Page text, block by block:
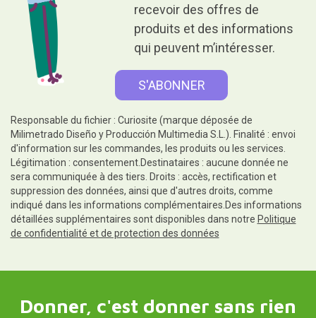
recevoir des offres de
produits et des informations
qui peuvent m’intéresser.
Responsable du fichier : Curiosite (marque déposée de
Milimetrado Diseño y Producción Multimedia S.L.). Finalité : envoi
d'information sur les commandes, les produits ou les services.
Légitimation : consentement.Destinataires : aucune donnée ne
sera communiquée à des tiers. Droits : accès, rectification et
suppression des données, ainsi que d'autres droits, comme
indiqué dans les informations complémentaires.Des informations
détaillées supplémentaires sont disponibles dans notre Politique
de confidentialité et de protection des données
Donner, c'est donner sans rien